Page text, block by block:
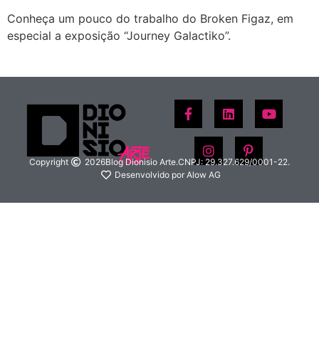
Conheça um pouco do trabalho do Broken Figaz, em
especial a exposição “Journey Galactiko”.
Copyright 2026Blog Dionisio Arte.CNPJ: 29.327.629/0001-22.
Desenvolvido por Alow AG